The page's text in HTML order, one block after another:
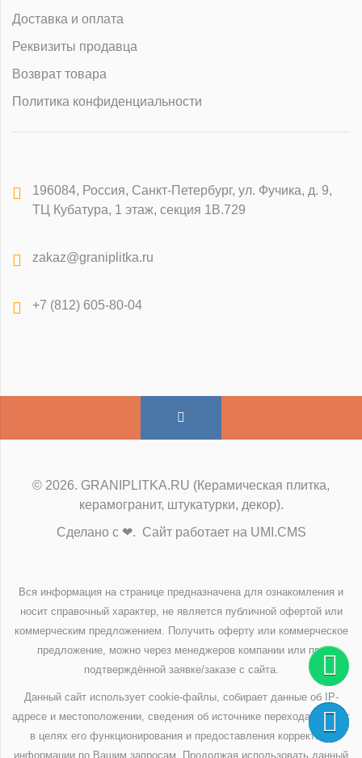
Доставка и оплата
Реквизиты продавца
Возврат товара
Политика конфиденциальности
196084, Россия, Санкт-Петербург, ул. Фучика, д. 9,
ТЦ Кубатура, 1 этаж, секция 1В.729
zakaz@graniplitka.ru
+7 (812) 605-80-04
© 2026. GRANIPLITKA.RU (Керамическая плитка,
керамогранит, штукатурки, декор).
Сделано с ❤. Сайт работает на UMI.CMS
Вся информация на странице предназначена для ознакомления и
носит справочный характер, не является публичной офертой или
коммерческим предложением. Получить оферту или коммерческое
предложение, можно через менеджеров компании или при
подтверждённой заявке/заказе с сайта.
Данный сайт использует cookie-файлы, собирает данные об IP-
адресе и местоположении, сведения об источнике перехода на сайт
в целях его функционирования и предоставления корректной
информации по Вашим запросам. Продолжая использовать данный